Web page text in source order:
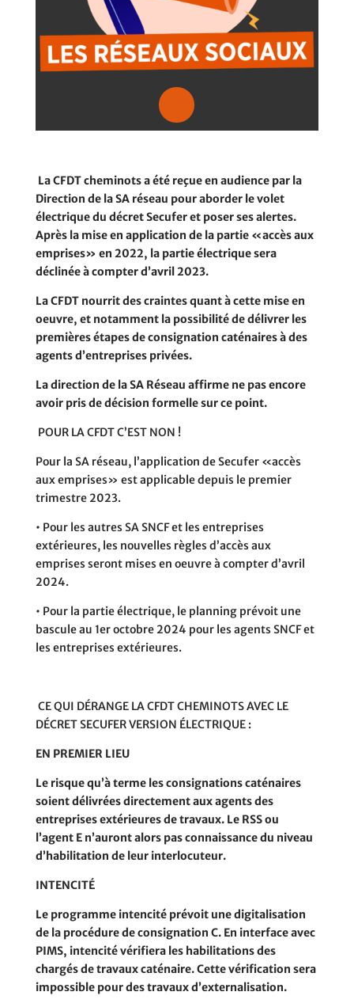
La CFDT cheminots a été reçue en audience par la
Direction de la SA réseau pour aborder levolet
électrique du décret Secufer et poser ses alertes.
Après la mise en application de la partie «accès aux
emprises» en 2022, la partie électrique sera
déclinéeà compter d’avril 2023.
La CFDT nourrit des craintesquant à cette mise en
oeuvre, et notamment la possibilité de délivrer les
premières étapes de consignation caténaires à des
agents d’entreprises privées.
La direction de la SA Réseau affirme ne pas encore
avoir pris de décision formelle sur ce point.
POUR LA CFDT C’EST NON !
Pour la SA réseau, l’application de Secufer «accès
aux emprises» est applicable depuis le premier
trimestre 2023.
• Pour les autres SA SNCF et les entreprises
extérieures, les nouvelles règles d’accès aux
emprises seront mises en oeuvre à compter d’avril
2024.
• Pour la partie électrique, le planning prévoit une
bascule au 1er octobre 2024 pour les agents SNCF et
les entreprises extérieures.
CE QUI DÉRANGE LA CFDT CHEMINOTS AVEC LE
DÉCRET SECUFER VERSION ÉLECTRIQUE :
EN PREMIER LIEU
Le risque qu’à terme les consignations caténaires
soient délivrées directement aux agents des
entreprises extérieures de travaux. Le RSS ou
l’agent E n’auront alors pas connaissance du niveau
d’habilitation de leur interlocuteur.
INTENCITÉ
Le programme intencité prévoit une digitalisation
de la procédure de consignation C. En interface avec
PIMS, intencité vérifiera les habilitations des
chargés de travaux caténaire. Cette vérification sera
impossible pour des travaux d’externalisation.